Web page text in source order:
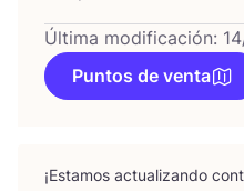
Última modificación:
Puntos de venta
¡Esta­mos actua­li­zan­do